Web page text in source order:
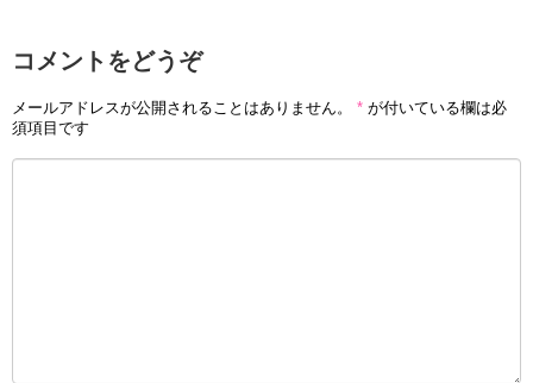
コメントをどうぞ
メールアドレスが公開されることはありません。 * が付いている欄は必
須項目です